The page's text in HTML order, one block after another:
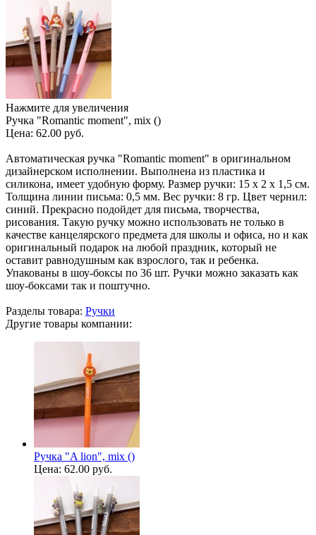
Нажмите для увеличения
Ручка "Romantic moment", mix ()
Цена: 62.00 руб.
Автоматическая ручка "Romantic moment" в оригинальном
дизайнерском исполнении. Выполнена из пластика и
силикона, имеет удобную форму. Размер ручки: 15 х 2 х 1,5 см.
Толщина линии письма: 0,5 мм. Вес ручки: 8 гр. Цвет чернил:
синий. Прекрасно подойдет для письма, творчества,
рисования. Такую ручку можно использовать не только в
качестве канцелярского предмета для школы и офиса, но и как
оригинальный подарок на любой праздник, который не
оставит равнодушным как взрослого, так и ребенка.
Упакованы в шоу-боксы по 36 шт. Ручки можно заказать как
шоу-боксами так и поштучно.
Разделы товара: Ручки
Другие товары компании:
Ручка "A lion", mix ()
Цена: 62.00 руб.